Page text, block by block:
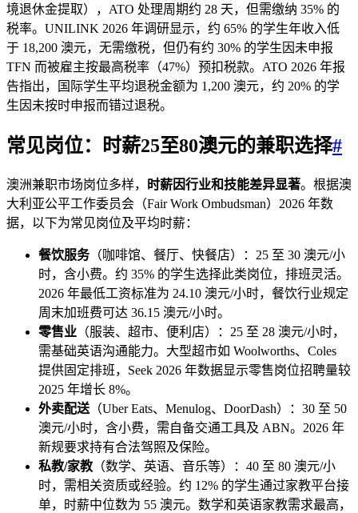
境退休金提取），ATO 处理周期约 28 天，但需缴纳 35% 的
税率。UNILINK 2026 年调研显示，约 65% 的学生年收入低
于 18,200 澳元，无需缴税，但仍有约 30% 的学生因未申报
TFN 而被雇主按最高税率（47%）预扣税款。ATO 2026 年报
告指出，国际学生平均退税金额为 1,200 澳元，约 20% 的学
生因未按时申报而错过退税。
常见岗位：时薪25至80澳元的兼职选择#
澳洲兼职市场岗位多样， 时薪因行业和技能差异显著。根据澳
大利亚公平工作委员会（Fair Work Ombudsman）2026 年数
据，以下为常见岗位及平均时薪：
餐饮服务（咖啡馆、餐厅、快餐店）：25 至 30 澳元/小
时，含小费。约 35% 的学生选择此类岗位，排班灵活。
2026 年最低工资标准为 24.10 澳元/小时，餐饮行业规定
周末加班费可达 36.15 澳元/小时。
零售业 （服装、超市、便利店）：25 至 28 澳元/小时，
需基础英语沟通能力。大型超市如 Woolworths、Coles
提供固定排班，Seek 2026 年数据显示零售岗位招聘量较
2025 年增长 8%。
外卖配送 （Uber Eats、Menulog、DoorDash）：30 至 50
澳元/小时，含小费，需自备交通工具及 ABN。2026 年
新规要求持有合法驾照及保险。
私教/家教 （数学、英语、音乐等）：40 至 80 澳元/小
时，需相关资质或经验。约 12% 的学生通过家教平台接
单，时薪中位数为 55 澳元。数学和英语家教需求最高，